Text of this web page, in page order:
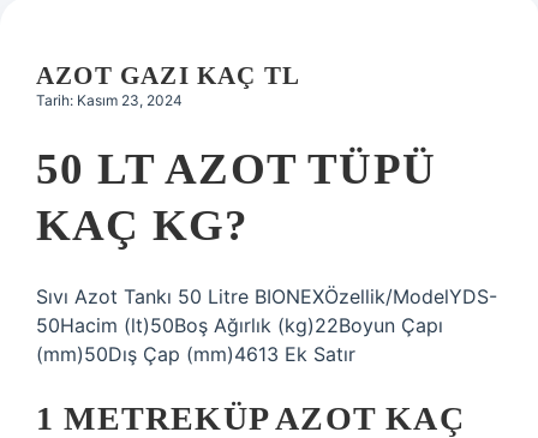
Hakkımızda
AZOT GAZI KAÇ TL
Tarih: Kasım 23, 2024
50 LT AZOT TÜPÜ
KAÇ KG?
Sıvı Azot Tankı 50 Litre BIONEXÖzellik/ModelYDS-
50Hacim (lt)50Boş Ağırlık (kg)22Boyun Çapı
(mm)50Dış Çap (mm)4613 Ek Satır
1 METREKÜP AZOT KAÇ